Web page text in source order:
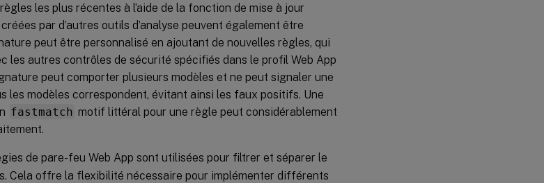
les plus récentes à l’aide de la fonction de mise à jour
par d’autres outils d’analyse peuvent également être
peut être personnalisé en ajoutant de nouvelles règles, qui
les autres contrôles de sécurité spécifiés dans le profil Web App
peut comporter plusieurs modèles et ne peut signaler une
les modèles correspondent, évitant ainsi les faux positifs. Une
fastmatch motif littéral pour une règle peut considérablement
de pare-feu Web App sont utilisées pour filtrer et séparer le
Cela offre la flexibilité nécessaire pour implémenter différents